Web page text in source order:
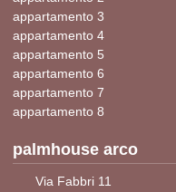
appartamento 3
appartamento 4
appartamento 5
appartamento 6
appartamento 7
appartamento 8
palmhouse arco
Via Fabbri 11